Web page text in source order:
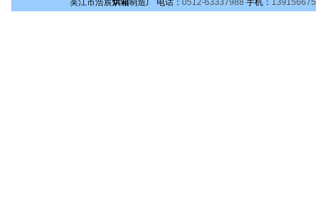
吴江市浩宸烘箱制造厂 电话： 0512-63337988 手机：